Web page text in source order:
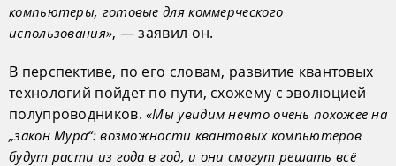
компьютеры, готовые для коммерческого
использования», — заявил он.
В перспективе, по его словам, развитие квантовых
технологий пойдет по пути, схожему с эволюцией
полупроводников.«Мы увидим нечто очень похожее на
„закон Мура“: возможности квантовых компьютеров
будут расти из года в год, и они смогут решать всё